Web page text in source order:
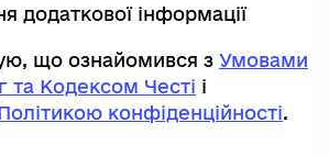
додаткової інформації
що ознайомився з Умовами
та Кодексом Честі і
конфіденційності.